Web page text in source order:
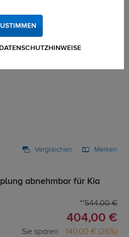
Vergleichen Merken
abnehmbar für Kia
544,00 €
404,00 €
Sie sparen 140,00 € (26%)
DATENSCHUTZHINWEISE